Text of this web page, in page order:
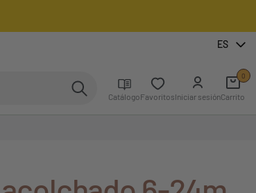
ES
CatálogoFavoritosIniciar sesiónCarrito
0